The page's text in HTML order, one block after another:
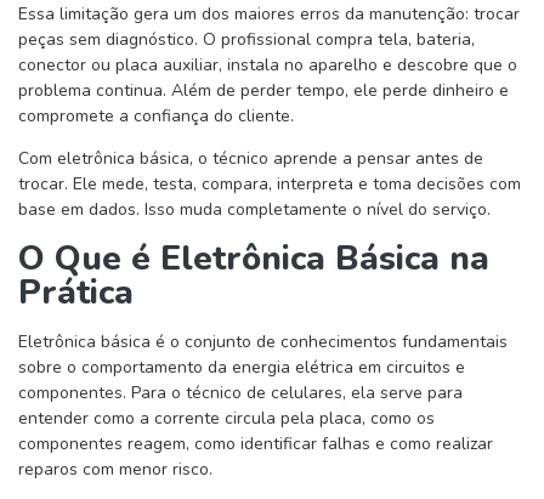
Essa limitação gera um dos maiores erros da manutenção: trocar
peças sem diagnóstico. O profissional compra tela, bateria,
conector ou placa auxiliar, instala no aparelho e descobre que o
problema continua. Além de perder tempo, ele perde dinheiro e
compromete a confiança do cliente.
Com eletrônica básica, o técnico aprende a pensar antes de
trocar. Ele mede, testa, compara, interpreta e toma decisões com
base em dados. Isso muda completamente o nível do serviço.
O Que é Eletrônica Básica na
Prática
Eletrônica básica é o conjunto de conhecimentos fundamentais
sobre o comportamento da energia elétrica em circuitos e
componentes. Para o técnico de celulares, ela serve para
entender como a corrente circula pela placa, como os
componentes reagem, como identificar falhas e como realizar
reparos com menor risco.